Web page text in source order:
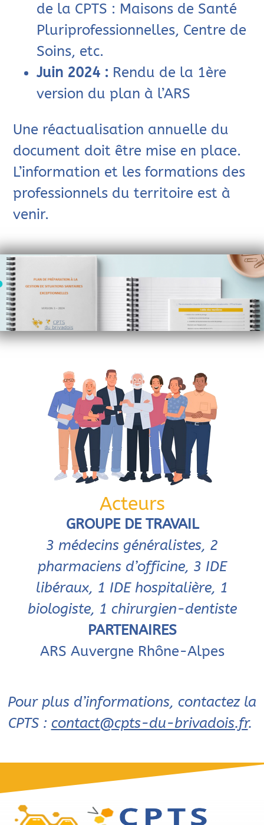
de la CPTS : Maisons de Santé
Pluriprofessionnelles, Centre de
Soins, etc.
Juin 2024 : Rendu de la 1ère
version du plan à l’ARS
Une réactualisation annuelle du
document doit être mise en place.
L’information et les formations des
professionnels du territoire est à
venir.
Acteurs
GROUPE DE TRAVAIL
3 médecins généralistes, 2
pharmaciens d’officine, 3 IDE
libéraux, 1 IDE hospitalière, 1
biologiste, 1 chirurgien-dentiste
PARTENAIRES
ARS Auvergne Rhône-Alpes
Pour plus d’informations, contactez la
CPTS : contact@cpts-du-brivadois.fr.